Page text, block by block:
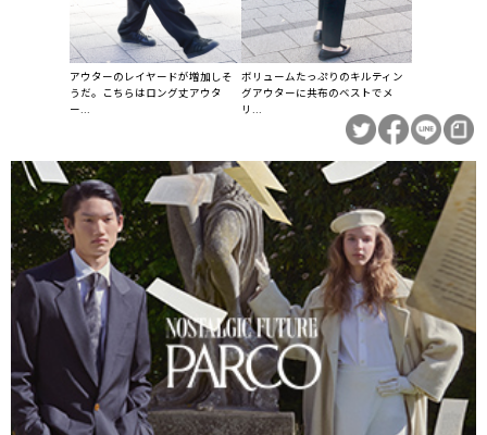
アウターのレイヤードが増加しそ
うだ。こちらはロング丈アウタ
ー...
ボリュームたっぷりのキルティン
グアウターに共布のベストでメ
リ...